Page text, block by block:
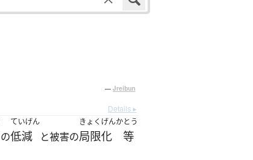
— Jreibun
Details ▸
の
ていげん
低減 と被害の
きょくげんか
局限化
とう
等